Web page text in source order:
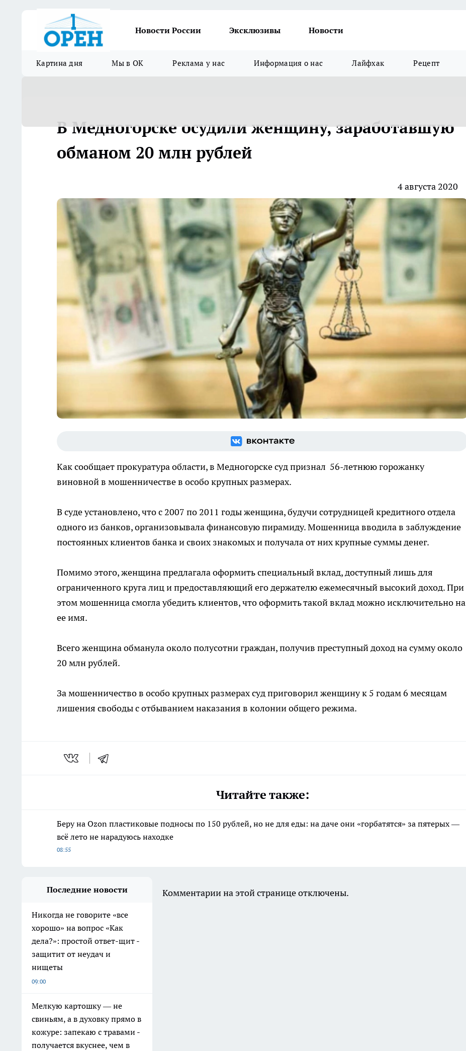
Новости России Эксклюзивы Новости
Картина дня Мы в ОК Реклама у нас Информация о нас Лайфхак Рецепт
В Медногорске осудили женщину, заработавшую
обманом 20 млн рублей
4 августа 2020
Как сообщает прокуратура области, в Медногорске суд признал 56-летнюю горожанку
виновной в мошенничестве в особо крупных размерах.
В суде установлено, что с 2007 по 2011 годы женщина, будучи сотрудницей кредитного отдела
одного из банков, организовывала финансовую пирамиду. Мошенница вводила в заблуждение
постоянных клиентов банка и своих знакомых и получала от них крупные суммы денег.
Помимо этого, женщина предлагала оформить специальный вклад, доступный лишь для
ограниченного круга лиц и предоставляющий его держателю ежемесячный высокий доход. При
этом мошенница смогла убедить клиентов, что оформить такой вклад можно исключительно на
ее имя.
Всего женщина обманула около полусотни граждан, получив преступный доход на сумму около
20 млн рублей.
За мошенничество в особо крупных размерах суд приговорил женщину к 5 годам 6 месяцам
лишения свободы с отбыванием наказания в колонии общего режима.
Читайте также:
Беру на Ozon пластиковые подносы по 150 рублей, но не для еды: на даче они «горбатятся» за пятерых —
всё лето не нарадуюсь находке
08:55
Последние новости
Никогда не говорите «все
хорошо» на вопрос «Как
дела?»: простой ответ-щит -
защитит от неудач и
нищеты
09:00
Мелкую картошку — не
свиньям, а в духовку прямо в
кожуре: запекаю с травами -
получается вкуснее, чем в
Комментарии на этой странице отключены.